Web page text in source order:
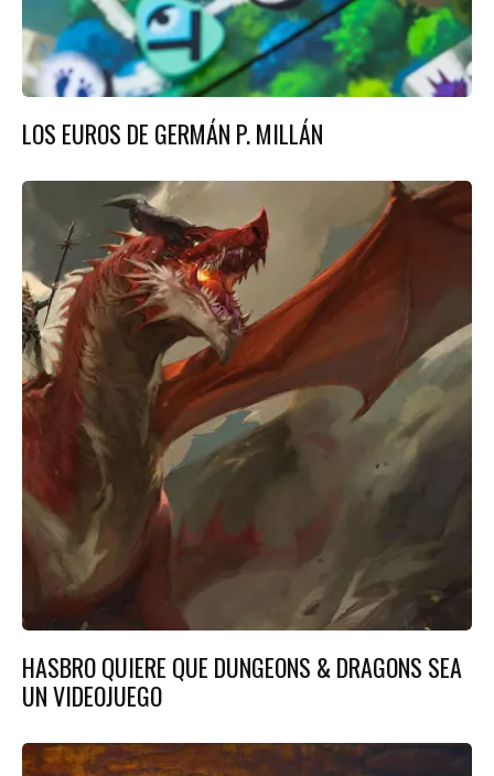
LOS EUROS DE GERMÁN P. MILLÁN
HASBRO QUIERE QUE DUNGEONS & DRAGONS SEA
UN VIDEOJUEGO